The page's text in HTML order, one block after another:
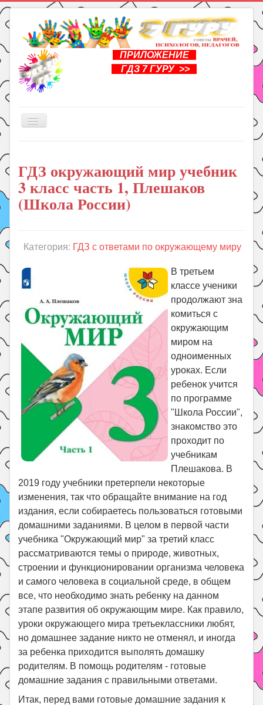
ПРИЛОЖЕНИЕ
ГДЗ 7 ГУРУ >>
Включить/
Книги
Рукоделие
Подготовка к школе
ГДЗ
Праздники
Психология
Летом!
Поиск
ГДЗ окружающий мир учебник
3 класс часть 1, Плешаков
(Школа России)
Категория: ГДЗ с ответами по окружающему миру
В третьем
классе ученики
продолжают зна
комиться с
окружающим
миром на
одноименных
уроках. Если
ребенок учится
по программе
"Школа России",
знакомство это
проходит по
учебникам
Плешакова. В
2019 году учебники претерпели некоторые
изменения, так что обращайте внимание на год
издания, если собираетесь пользоваться готовыми
домашними заданиями. В целом в первой части
учебника "Окружающий мир" за третий класс
рассматриваются темы о природе, животных,
строении и функционировании организма человека
и самого человека в социальной среде, в общем
все, что необходимо знать ребенку на данном
этапе развития об окружающим мире. Как правило,
уроки окружающего мира третьеклассники любят,
но домашнее задание никто не отменял, и иногда
за ребенка приходится выполять домашку
родителям. В помощь родителям - готовые
домашние задания с правильными ответами.
Итак, перед вами готовые домашние задания к